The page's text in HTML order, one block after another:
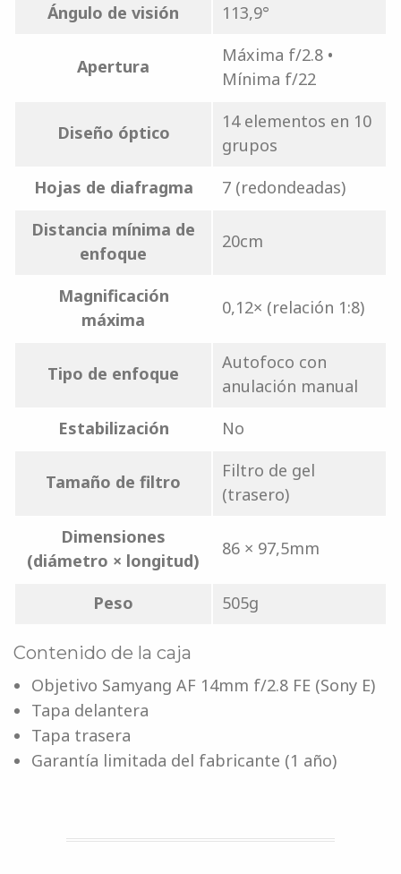
Ángulo de visión 113,9°
Apertura
Máxima f/2.8 •
Mínima f/22
Diseño óptico
14 elementos en 10
grupos
Hojas de diafragma
7 (redondeadas)
Distancia mínima de
enfoque
20cm
Magnificación
máxima
0,12× (relación 1:8)
Tipo de enfoque
Autofoco con
anulación manual
Estabilización
No
Tamaño de filtro
Filtro de gel
(trasero)
Dimensiones
(diámetro × longitud)
86 × 97,5mm
Peso 505g
Contenido de la caja
Objetivo Samyang AF 14mm f/2.8 FE (Sony E)
Tapa delantera
Tapa trasera
Garantía limitada del fabricante (1 año)